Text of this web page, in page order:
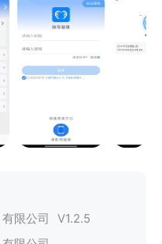
限公司 V1.2.5